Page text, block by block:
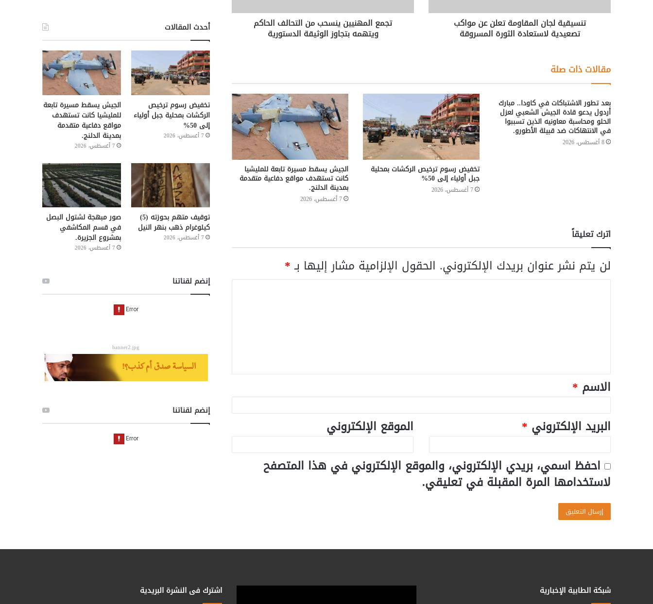
تنسيقية لجان المقاومة تعلن عن مواكب
تصعيدية لاستعادة الثورة المسروقة
تجمع المهنيين ينسحب من التحالف الحاكم
ويتهمه بتجاوز الوثيقة الدستورية
مقالات ذات صلة
بعد تطور الاشتباكات في كاودا.. مبارك
أردول يدعو قادة الجيش الشعبي لعزل
الحلو ومحاسبة معاونيه الذين تسببوا
في الانتهاكات ضد قبيلة الأطورو.
8 أغسطس، 2026
تخفيض رسوم ترخيص الركشات بمحلية
جبل أولياء إلى 50%
7 أغسطس، 2026
الجيش يسقط مسيرة تابعة للمليشيا
كانت تستهدف مواقع دفاعية متقدمة
بمدينة الدلنج.
7 أغسطس، 2026
اترك تعليقاً
لن يتم نشر عنوان بريدك الإلكتروني. الحقول الإلزامية مشار إليها بـ*
الاسم *
البريد الإلكتروني *
الموقع الإلكتروني
احفظ اسمي، بريدي الإلكتروني، والموقع الإلكتروني في هذا المتصفح
لاستخدامها المرة المقبلة في تعليقي.
أحدث المقالات
تخفيض رسوم ترخيص
الركشات بمحلية جبل أولياء
إلى 50%
7 أغسطس، 2026
الجيش يسقط مسيرة تابعة
للمليشيا كانت تستهدف
مواقع دفاعية متقدمة
بمدينة الدلنج.
7 أغسطس، 2026
توقيف متهم بحوزته (5)
كيلوغرام ذهب بنهر النيل
7 أغسطس، 2026
صور مبهجة لشتول البصل
في قسم المكاشفي
بمشروع الجزيرة.
7 أغسطس، 2026
إنضم لقناتنا
banner2.jpg
إنضم لقناتنا
شبكة الطابية الإخبارية اشترك فى النشرة البريدية